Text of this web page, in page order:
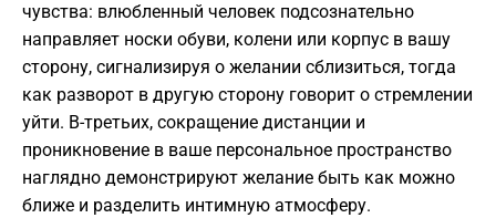
чувства: влюбленный человек подсознательно
направляет носки обуви, колени или корпус в вашу
сторону, сигнализируя о желании сблизиться, тогда
как разворот в другую сторону говорит о стремлении
уйти. В-третьих, сокращение дистанции и
проникновение в ваше персональное пространство
наглядно демонстрируют желание быть как можно
ближе и разделить интимную атмосферу.